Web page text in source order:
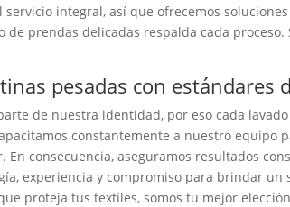
servicio integral, así que ofrecemos
de prendas delicadas respalda cada
pesadas con estándares
de nuestra identidad, por eso cada
constantemente a nuestro equipo
En consecuencia, aseguramos resultados
experiencia y compromiso para brindar un
proteja tus textiles, somos tu mejor